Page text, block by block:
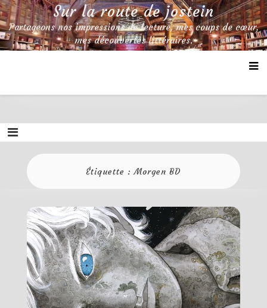
Skip
to
content
Sur la route de jostein
Partageons nos impressions de lecture, mes coups de cœur,
mes découvertes littéraires.
Étiquette :Morgen BD